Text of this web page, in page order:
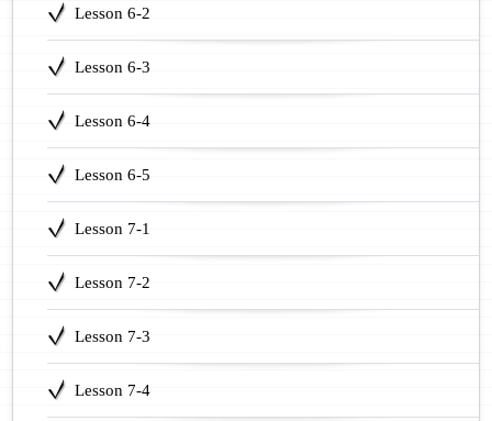
Lesson 6-2
Lesson 6-3
Lesson 6-4
Lesson 6-5
Lesson 7-1
Lesson 7-2
Lesson 7-3
Lesson 7-4